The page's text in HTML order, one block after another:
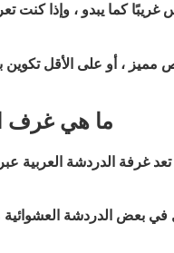
غريبًا كما يبدو ، وإذا كنت
مميز ، أو على الأقل تكوين
ما هي غرف
تعد غرفة الدردشة العربية
في بعض الدردشة العشوائية